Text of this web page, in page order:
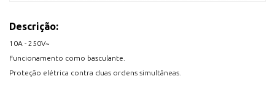
Descrição:
10A - 250V~
Funcionamento como basculante.
Proteção elétrica contra duas ordens simultâneas.